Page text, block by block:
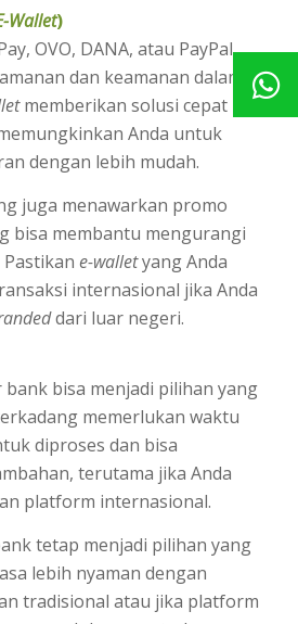
Wallet)
OVO, DANA, atau PayPal
dan keamanan dalam
memberikan solusi cepat
Anda untuk
dengan lebih mudah.
juga menawarkan promo
bisa membantu mengurangi
e-walletyang Anda
internasional jika Anda
dari luar negeri.
bisa menjadi pilihan yang
memerlukan waktu
diproses dan bisa
terutama jika Anda
platform internasional.
tetap menjadi pilihan yang
lebih nyaman dengan
tradisional atau jika platform